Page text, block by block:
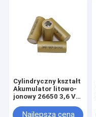
Cylindryczny kształt
Akumulator litowo-
jonowy 26650 3,6 V
słonecznej
Najlepsza cena